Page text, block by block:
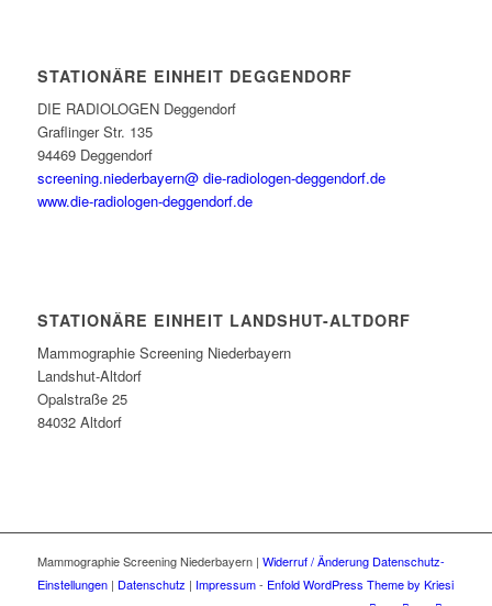
STATIONÄRE EINHEIT DEGGENDORF
DIE RADIOLOGEN Deggendorf
Graflinger Str. 135
94469 Deggendorf
screening.niederbayern@ die-radiologen-deggendorf.de
www.die-radiologen-deggendorf.de
STATIONÄRE EINHEIT LANDSHUT-ALTDORF
Mammographie Screening Niederbayern
Landshut-Altdorf
Opalstraße 25
84032 Altdorf
Mammographie Screening Niederbayern | Widerruf / Änderung Datenschutz-
Einstellungen| Datenschutz | Impressum- Enfold WordPress Theme by Kriesi